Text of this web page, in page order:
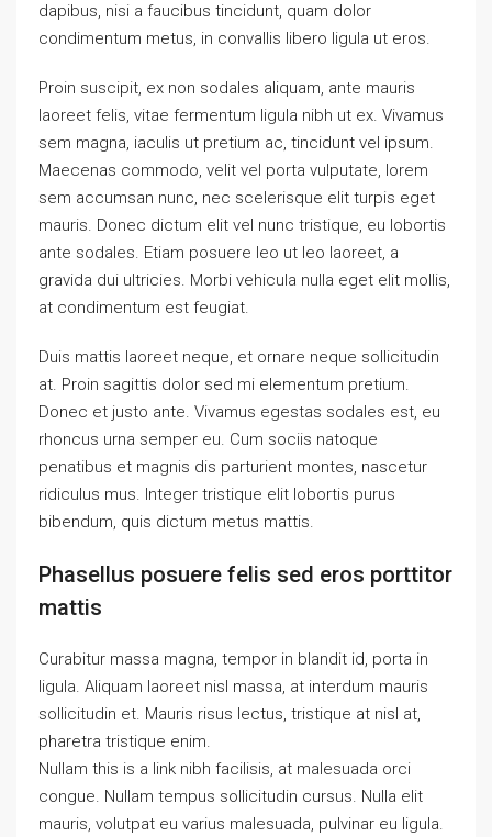
dapibus, nisi a faucibus tincidunt, quam dolor
condimentum metus, in convallis libero ligula ut eros.
Proin suscipit, ex non sodales aliquam, ante mauris
laoreet felis, vitae fermentum ligula nibh ut ex. Vivamus
sem magna, iaculis ut pretium ac, tincidunt vel ipsum.
Maecenas commodo, velit vel porta vulputate, lorem
sem accumsan nunc, nec scelerisque elit turpis eget
mauris. Donec dictum elit vel nunc tristique, eu lobortis
ante sodales. Etiam posuere leo ut leo laoreet, a
gravida dui ultricies. Morbi vehicula nulla eget elit mollis,
at condimentum est feugiat.
Duis mattis laoreet neque, et ornare neque sollicitudin
at. Proin sagittis dolor sed mi elementum pretium.
Donec et justo ante. Vivamus egestas sodales est, eu
rhoncus urna semper eu. Cum sociis natoque
penatibus et magnis dis parturient montes, nascetur
ridiculus mus. Integer tristique elit lobortis purus
bibendum, quis dictum metus mattis.
Phasellus posuere felis sed eros porttitor
mattis
Curabitur massa magna, tempor in blandit id, porta in
ligula. Aliquam laoreet nisl massa, at interdum mauris
sollicitudin et. Mauris risus lectus, tristique at nisl at,
pharetra tristique enim.
Nullam this is a link nibh facilisis, at malesuada orci
congue. Nullam tempus sollicitudin cursus. Nulla elit
mauris, volutpat eu varius malesuada, pulvinar eu ligula.